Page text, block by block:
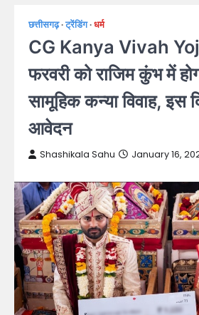
छत्तीसगढ़ ट्रेंडिंग धर्म
CG Kanya Vivah
फरवरी को राजिम कुंभ में
सामूहिक कन्या विवाह, इस
आवेदन
Shashikala Sahu January 16,